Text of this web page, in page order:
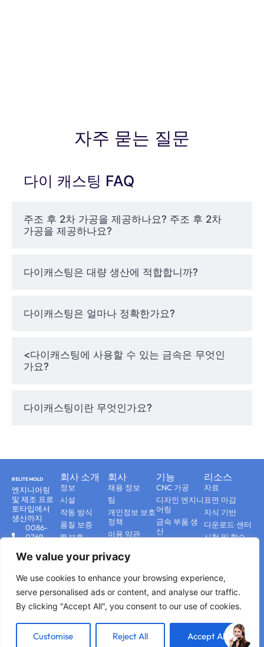
We value your privacy
We use cookies to enhance your browsing experience,
serve personalised ads or content, and analyse our traffic.
By clicking "Accept All", you consent to our use of cookies.
Customise Reject All Accept All
대량 생산 시 부품당 비용 절감
엘리트 몰드 테크에서는 고객의 기능적, 기계적
다이캐스팅에 의존하는
애플리케이션
다이캐스팅은 부품의 일관성, 경량화, 구조적
무결성이 중요한 산업 전반에 걸쳐 널리 사용되
팅 시스템
산업 장비
- 펌프 하우징, 기어 및 레버
항공우주- 경량 브래킷 및 고성능 인클
로저
어플라이언스- 핸들, 패널 및 모터 하우
징
당사의 엔지니어링 팀은 고객과 협력하여 최적
의 금형 흐름, 다공성 감소, 효율적인 사이클 타
자주 묻는 질문
다이 캐스팅 FAQ
주조 후 2차 가공을 제공하나요? 주조 후 2차
가공을 제공하나요?
다이캐스팅은 대량 생산에 적합합니까?
다이캐스팅은 얼마나 정확한가요?
<다이캐스팅에 사용할 수 있는 금속은 무엇인
가요?
다이캐스팅이란 무엇인가요?
엔지니어링
및 제조 프로
토타입에서
생산까지
0086-
0769-
contact@elitemoldtech.com
로드,탕
샤,둥관,
국,523728
회사 소개
정보
시설
작동 방식
품질 보증
IP 보호
회사
채용 정보
팀
개인정보 보호
정책
이용 약관
자주 묻는 질
기능
CNC 가공
디자인 엔지니
어링
금속 부품 생
산
생산
적층 제조
리소스
자료
표면 마감
지식 기반
다운로드 센터
시청 및 학습
© 2026 엘리트 몰드 테크. 모든
개인정보 보호정책사이트맵